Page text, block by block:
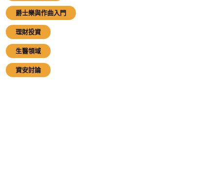
爵士樂與作曲入門
理財投資
生醫領域
資安討論